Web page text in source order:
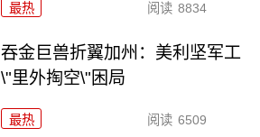
最热 阅读 8834
吞金巨兽折翼加州：美利坚军工
\"里外掏空\"困局
最热 阅读 6509